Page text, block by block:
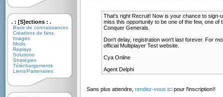
. : [S]ections : .
Base de connaissances
Créations de fans
Images
Mods
Replays
Solutions
Stratégies
Téléchargements
Liens/Partenaires
That's right Recruit! Now is your chance to sign-
miss this opportunity to be one of the few, one of
Conquer Generals.
Don't delay, registration won't last forever. For
official Multiplayer Test website.
Cya Online
Agent Delphi
Sans plus attendre, rendez-vous icipour l'inscription!!